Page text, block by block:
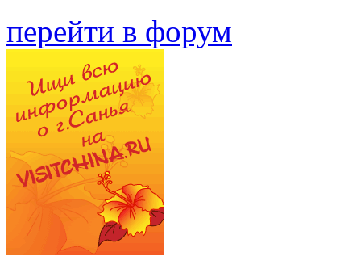
перейти в форум